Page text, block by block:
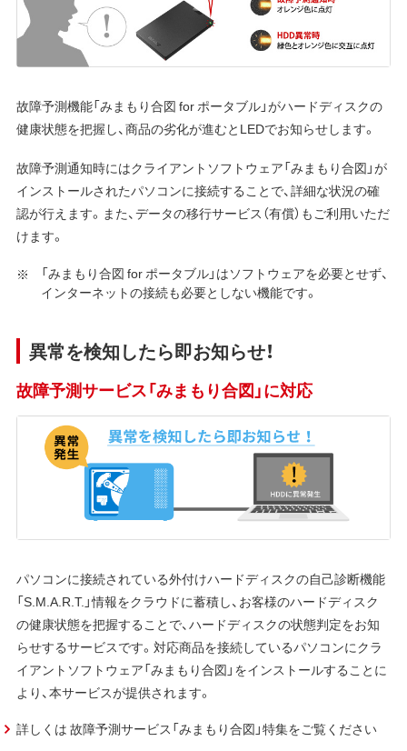
故障予測機能「みまもり合図 for ポータブル」がハードディスクの
健康状態を把握し、商品の劣化が進むとLEDでお知らせします。
故障予測通知時にはクライアントソフトウェア「みまもり合図」が
インストールされたパソコンに接続することで、詳細な状況の確
認が行えます。また、データの移行サービス（有償）もご利用いただ
けます。
「みまもり合図 for ポータブル」はソフトウェアを必要とせず、
インターネットの接続も必要としない機能です。
異常を検知したら即お知らせ！
故障予測サービス「みまもり合図」に対応
パソコンに接続されている外付けハードディスクの自己診断機能
「S.M.A.R.T.」情報をクラウドに蓄積し、お客様のハードディスク
の健康状態を把握することで、ハードディスクの状態判定をお知
らせするサービスです。対応商品を接続しているパソコンにクラ
イアントソフトウェア「みまもり合図」をインストールすることに
より、本サービスが提供されます。
詳しくは 故障予測サービス「みまもり合図」特集をご覧ください